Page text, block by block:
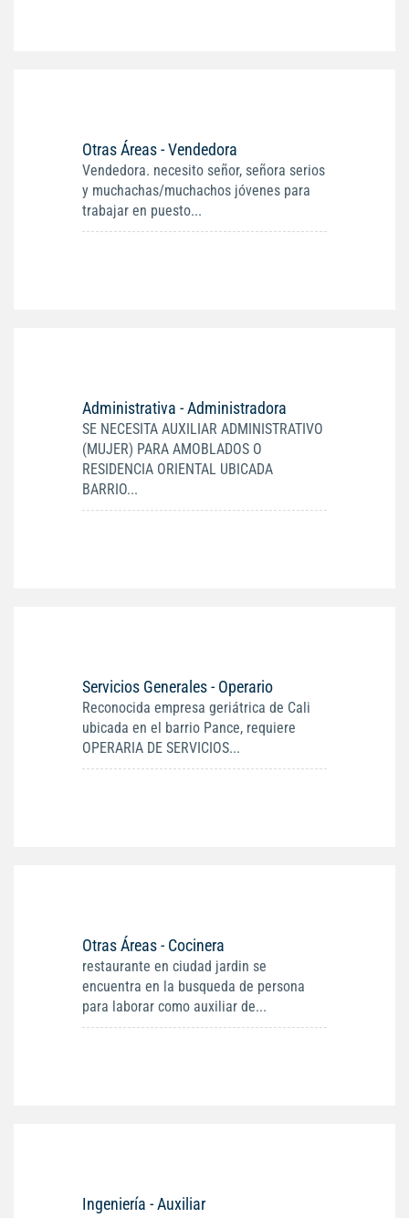
Otras Áreas - Vendedora
Vendedora. necesito señor, señora serios
y muchachas/muchachos jóvenes para
trabajar en puesto...
Administrativa - Administradora
SE NECESITA AUXILIAR ADMINISTRATIVO
(MUJER) PARA AMOBLADOS O
RESIDENCIA ORIENTAL UBICADA
BARRIO...
Servicios Generales - Operario
Reconocida empresa geriátrica de Cali
ubicada en el barrio Pance, requiere
OPERARIA DE SERVICIOS...
Otras Áreas - Cocinera
restaurante en ciudad jardin se
encuentra en la busqueda de persona
para laborar como auxiliar de...
Ingeniería - Auxiliar